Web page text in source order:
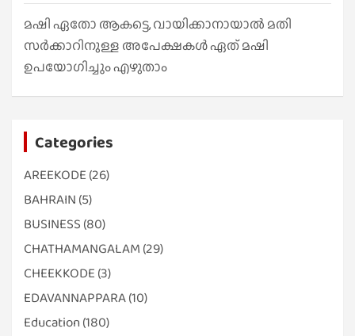
മഷി ഏതോ ആകട്ടെ, വായിക്കാനായാൽ മതി​
സർക്കാറിനുള്ള അപേക്ഷകൾ ഏത് മഷി
ഉപയോഗിച്ചും എഴുതാം
Categories
AREEKODE (26)
BAHRAIN (5)
BUSINESS (80)
CHATHAMANGALAM (29)
CHEEKKODE (3)
EDAVANNAPPARA(10)
Education (180)